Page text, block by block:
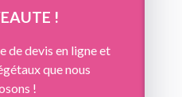
!
de devis en ligne et
que nous
!